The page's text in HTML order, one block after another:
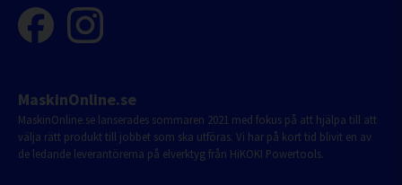
MaskinOnline.se
MaskinOnline.se lanserades sommaren 2021 med fokus på att hjälpa till att
välja rätt produkt till jobbet som ska utföras. Vi har på kort tid blivit en av
de ledande leverantörerna på elverktyg från HiKOKI Powertools.